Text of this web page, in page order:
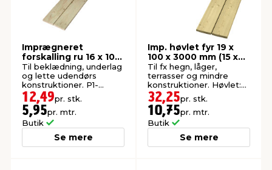
Imprægneret
forskalling ru 16 x 100
x 2100 mm
Til beklædning, underlag
og lette udendørs
konstruktioner. P1-
imprægneret gran.
12,49pr. stk.
5,95pr. mtr.
Butik
Se mere
Imp. høvlet fyr 19 x
100 x 3000 mm (15 x
95 mm)
Til fx hegn, låger,
terrasser og mindre
konstruktioner. Høvlet:
15 x 95 mm.
32,25pr. stk.
10,75pr. mtr.
Butik
Se mere